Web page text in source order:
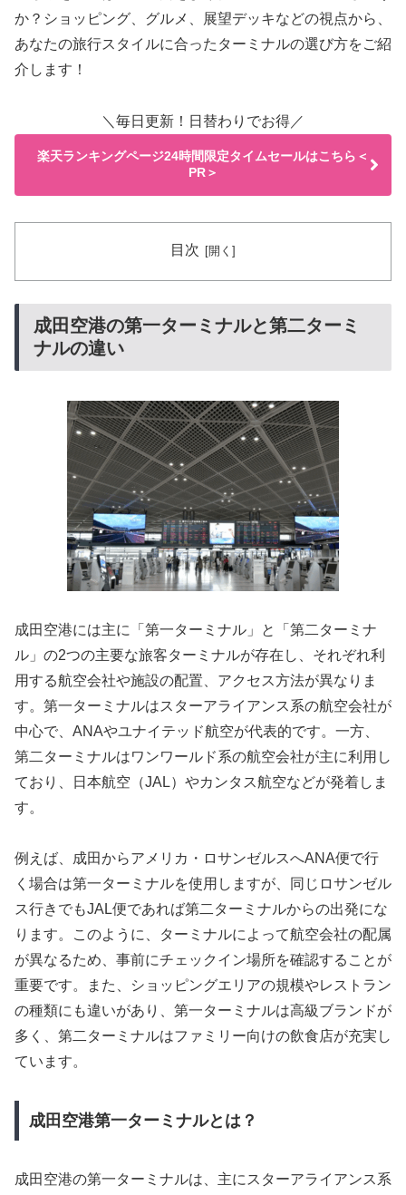
か？ショッピング、グルメ、展望デッキなどの視点から、
あなたの旅行スタイルに合ったターミナルの選び方をご紹
介します！
＼毎日更新！日替わりでお得／
楽天ランキングページ24時間限定タイムセールはこちら＜
PR＞
目次
成田空港の第一ターミナルと第二ターミ
ナルの違い
成田空港には主に「第一ターミナル」と「第二ターミナ
ル」の2つの主要な旅客ターミナルが存在し、それぞれ利
用する航空会社や施設の配置、アクセス方法が異なりま
す。第一ターミナルはスターアライアンス系の航空会社が
中心で、ANAやユナイテッド航空が代表的です。一方、
第二ターミナルはワンワールド系の航空会社が主に利用し
ており、日本航空（JAL）やカンタス航空などが発着しま
す。
例えば、成田からアメリカ・ロサンゼルスへANA便で行
く場合は第一ターミナルを使用しますが、同じロサンゼル
ス行きでもJAL便であれば第二ターミナルからの出発にな
ります。このように、ターミナルによって航空会社の配属
が異なるため、事前にチェックイン場所を確認することが
重要です。また、ショッピングエリアの規模やレストラン
の種類にも違いがあり、第一ターミナルは高級ブランドが
多く、第二ターミナルはファミリー向けの飲食店が充実し
ています。
成田空港第一ターミナルとは？
成田空港の第一ターミナルは、主にスターアライアンス系